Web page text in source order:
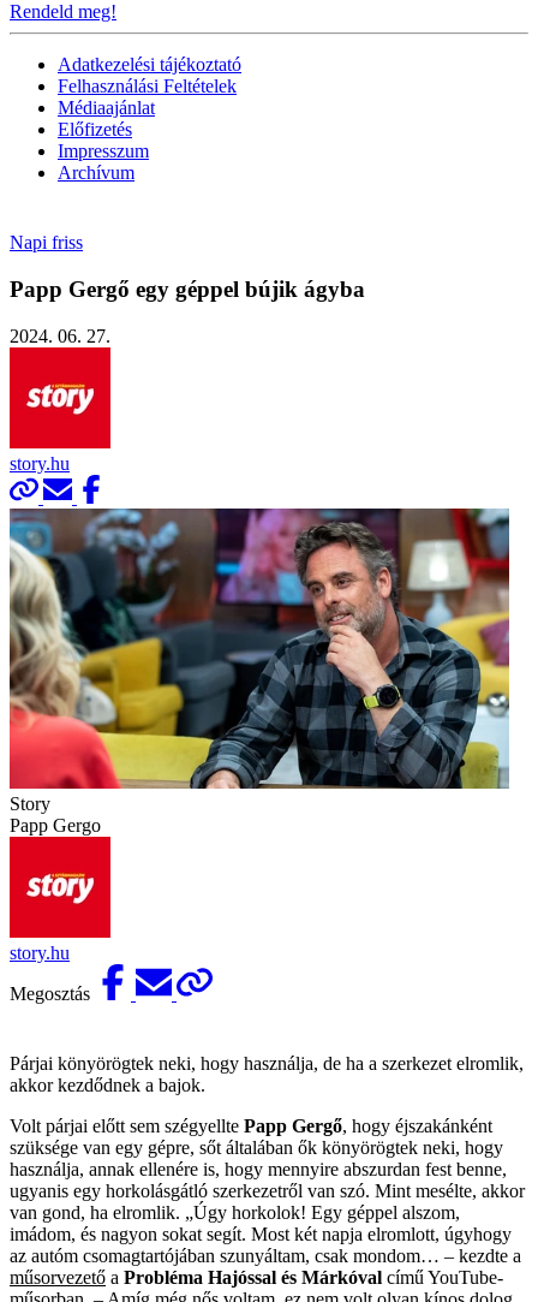
Rendeld meg!
Adatkezelési tájékoztató
Felhasználási Feltételek
Médiaajánlat
Előfizetés
Impresszum
Archívum
Napi friss
Papp Gergő egy géppel bújik ágyba
2024. 06. 27.
story.hu
Story
Papp Gergo
story.hu
Megosztás
Párjai könyörögtek neki, hogy használja, de ha a szerkezet elromlik,
akkor kezdődnek a bajok.
Volt párjai előtt sem szégyellte Papp Gergő, hogy éjszakánként
szüksége van egy gépre, sőt általában ők könyörögtek neki, hogy
használja, annak ellenére is, hogy mennyire abszurdan fest benne,
ugyanis egy horkolásgátló szerkezetről van szó. Mint mesélte, akkor
van gond, ha elromlik. „Úgy horkolok! Egy géppel alszom,
imádom, és nagyon sokat segít. Most két napja elromlott, úgyhogy
az autóm csomagtartójában szunyáltam, csak mondom… – kezdte a
műsorvezető a Probléma Hajóssal és Márkóval című YouTube-